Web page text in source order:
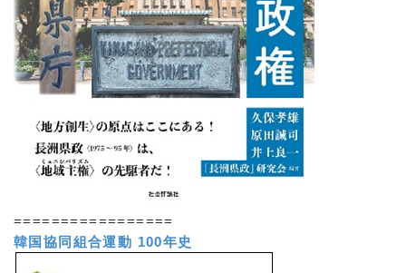
=================
韓国協同組合運動 100年史